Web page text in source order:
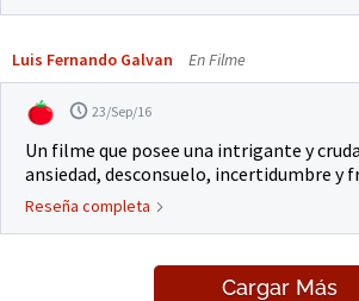
Luis Fernando Galvan En Filme
23/Sep/16
Un filme que posee una intrigante y
ansiedad, desconsuelo, incertidumbre y
Reseña completa
Cargar Más